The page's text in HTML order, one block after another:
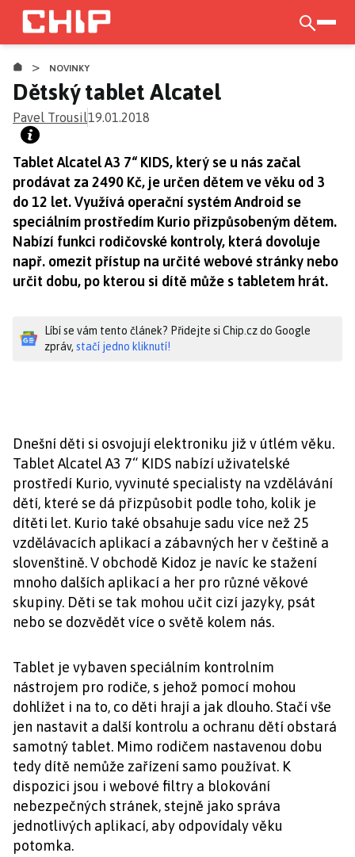
Přejít
hlavnímu
obsahu
> NOVINKY
Dětský tablet Alcatel
Pavel Trousil19.01.2018
Tablet Alcatel A3 7“ KIDS, který se u nás začal
prodávat za 2490 Kč, je určen dětem ve věku od 3
do 12 let. Využívá operační systém Android se
speciálním prostředím Kurio přizpůsobeným dětem.
Nabízí funkci rodičovské kontroly, která dovoluje
např. omezit přístup na určité webové stránky nebo
určit dobu, po kterou si dítě může s tabletem hrát.
Líbí se vám tento článek? Přidejte si Chip.cz do Google
zpráv, stačí jedno kliknutí!
Dnešní děti si osvojují elektroniku již v útlém věku.
Tablet Alcatel A3 7“ KIDS nabízí uživatelské
prostředí Kurio, vyvinuté specialisty na vzdělávání
dětí, které se dá přizpůsobit podle toho, kolik je
dítěti let. Kurio také obsahuje sadu více než 25
vzdělávacích aplikací a zábavných her v češtině a
slovenštině. V obchodě Kidoz je navíc ke stažení
mnoho dalších aplikací a her pro různé věkové
skupiny. Děti se tak mohou učit cizí jazyky, psát
nebo se dozvědět více o světě kolem nás.
Tablet je vybaven speciálním kontrolním
nástrojem pro rodiče, s jehož pomocí mohou
dohlížet i na to, co děti hrají a jak dlouho. Stačí vše
jen nastavit a další kontrolu a ochranu dětí obstará
samotný tablet. Mimo rodičem nastavenou dobu
tedy dítě nemůže zařízení samo používat. K
dispozici jsou i webové filtry a blokování
nebezpečných stránek, stejně jako správa
jednotlivých aplikací, aby odpovídaly věku
potomka.